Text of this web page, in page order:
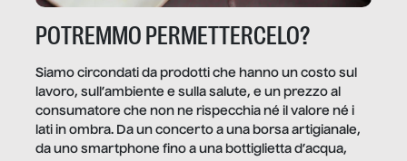
POTREMMO PERMETTERCELO?
Siamo circondati da prodotti che hanno un costo sul
lavoro, sull’ambiente e sulla salute, e un prezzo al
consumatore che non ne rispecchia né il valore né i
lati in ombra. Da un concerto a una borsa artigianale,
da uno smartphone fino a una bottiglietta d’acqua,